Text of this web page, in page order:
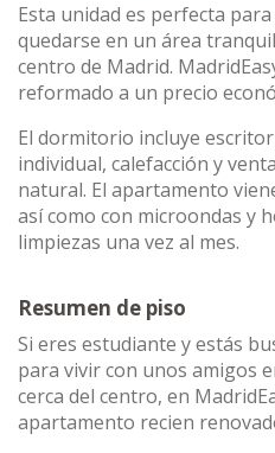
Esta unidad es perfecta
quedarse en un área
centro de Madrid.
reformado a un precio
El dormitorio incluye
individual, calefacción y
natural. El apartamento
así como con microondas y
limpiezas una vez al mes.
Resumen de piso
Si eres estudiante y estás
para vivir con unos amigos
cerca del centro, en
apartamento recien